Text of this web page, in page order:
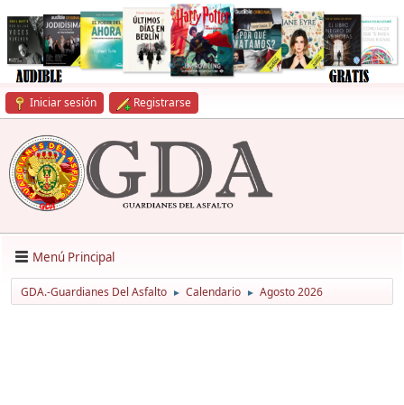
Iniciar sesión Registrarse
Menú Principal
GDA.-Guardianes Del Asfalto ► Calendario ► Agosto 2026